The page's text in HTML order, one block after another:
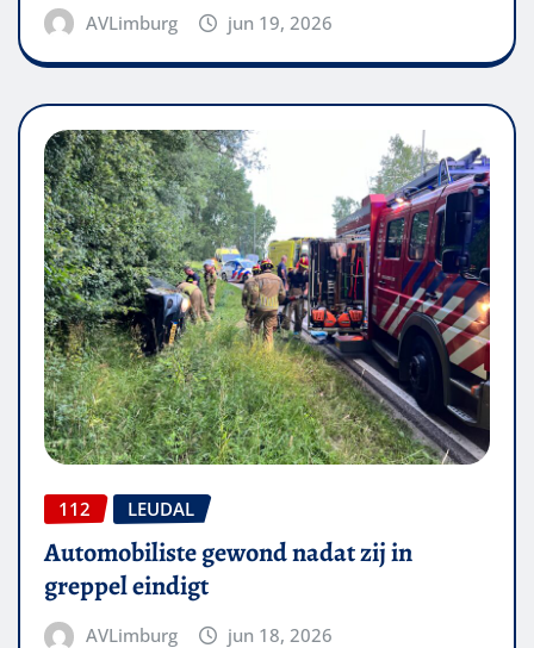
AVLimburg jun 19, 2026
112 LEUDAL
Automobiliste gewond nadat zij in
greppel eindigt
AVLimburg jun 18, 2026